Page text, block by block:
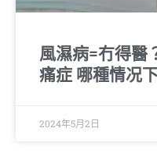
風濕病=冇得醫
痛症 哪種情况
2024年5月2日